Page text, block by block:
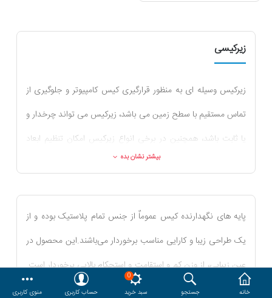
هدایا و ست مدیریتی
مقایسه محصولات مورد علاقه
خانه جستجو
0
سبد خرید
حساب کاربری منوی کاربری
زیرکیسی
زیرکیس وسیله ای به منظور قرارگیری کیس کامپیوتر و جلوگیری از
تماس مستقیم با سطح زمین می باشد، زیرکیس می تواند چرخدار و
یا ثابت باشد، همچنین در برخی انواع زیرکیس امکان تنظیم ابعاد
برای کیس ها با ابعاد بزرگتر وجود دارد، جهت خرید جدیدترین
مختلف می توانید به وبسایت فروشگاه اینترنتی اداری کالا به آدرس
www.edarikala.com
مراجعه نمائید.
بیشتر نشان بده
پایه های نگهدارنده کیس عموماٌ از جنس تمام پلاستیک بوده و از
یک طراحی زیبا و کارایی مناسب برخوردار می‌باشند.این محصول در
عین زیبایی، از وزن کم و استقامت و استحکام بالایی برخوردار است.
از این پایه زیر کیس جهت نگهداری کیس‌های کامپیوتر در مراکزی
بیشتر نشان بده